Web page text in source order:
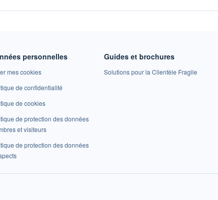
personnelles
mes cookies
de confidentialité
de cookies
de protection des données
et visiteurs
de protection des données
Guides et brochures
Solutions pour la Clientèle Fragile